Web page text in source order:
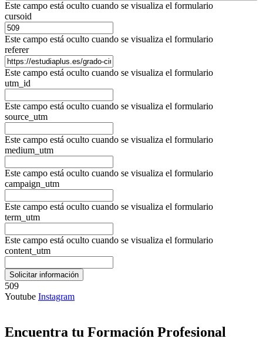
Este campo está oculto cuando se visualiza el formulario
cursoid
Este campo está oculto cuando se visualiza el formulario
referer
Este campo está oculto cuando se visualiza el formulario
utm_id
Este campo está oculto cuando se visualiza el formulario
source_utm
Este campo está oculto cuando se visualiza el formulario
medium_utm
Este campo está oculto cuando se visualiza el formulario
campaign_utm
Este campo está oculto cuando se visualiza el formulario
term_utm
Este campo está oculto cuando se visualiza el formulario
content_utm
509
Youtube Instagram
Encuentra tu Formación Profesional